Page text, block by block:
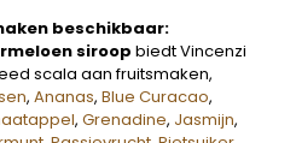
beschikbaar:
siroop biedt Vincenzi
scala aan fruitsmaken,
, Ananas, Blue Curacao,
, Grenadine, Jasmijn,